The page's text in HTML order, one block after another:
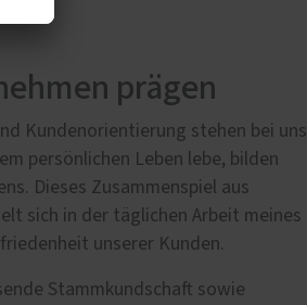
prägen
Kundenorientierung stehen bei uns
persönlichen Leben lebe, bilden
Dieses Zusammenspiel aus
sich in der täglichen Arbeit meines
unserer Kunden.
Stammkundschaft sowie